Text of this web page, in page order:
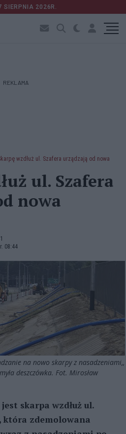
SIERPNIA 2026R.
REKLAMA
wzdłuż ul. Szafera urządzają od nowa
ul. Szafera
nowa
08:44
na nowo skarpy z nasadzeniami,,
deszczówka. Fot. Mirosław
skarpa wzdłuż ul.
która zdemolowana